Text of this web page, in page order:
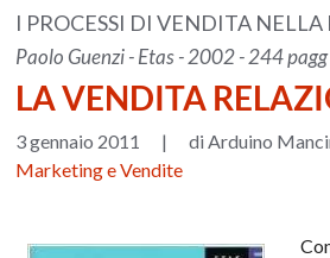
I PROCESSI DI VENDITA
Paolo Guenzi - Etas - 2002 - 244 pagg
LA VENDITA
3 gennaio 2011 |
di Arduino
Marketing e Vendite